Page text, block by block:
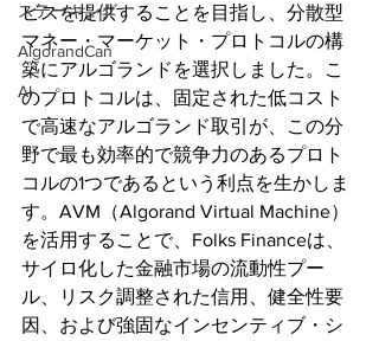
ステーキング
AlgorandCan
AI
ビスを提供することを目指し、分散型
マネー・マーケット・プロトコルの構
築にアルゴランドを選択しました。こ
のプロトコルは、固定された低コスト
で高速なアルゴランド取引が、この分
野で最も効率的で競争力のあるプロト
コルの1つであるという利点を生かしま
す。AVM（Algorand Virtual Machine）
を活用することで、Folks Financeは、
サイロ化した金融市場の流動性プー
ル、リスク調整された信用、健全性要
因、および強固なインセンティブ・シ